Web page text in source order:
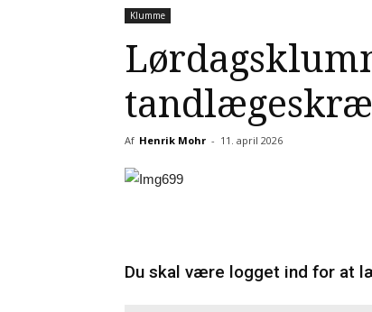
Klumme
Af Henrik Mohr - 11. april 2026
Du skal være logget ind for at